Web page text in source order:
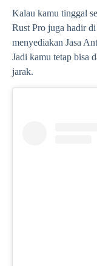
Kalau kamu tinggal
Rust Pro juga hadir
menyediakan Jasa
Jadi kamu tetap bisa
jarak.